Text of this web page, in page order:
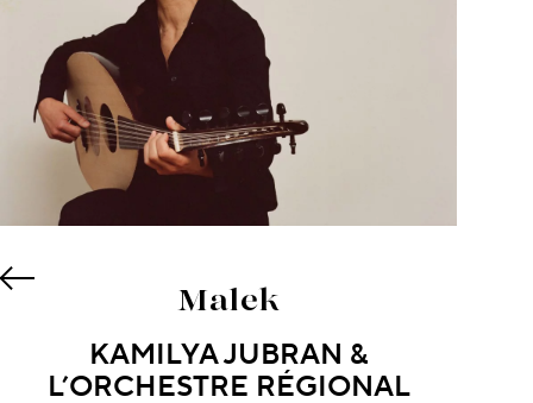
Malek
KAMILYA JUBRAN &
L’ORCHESTRE RÉGIONAL